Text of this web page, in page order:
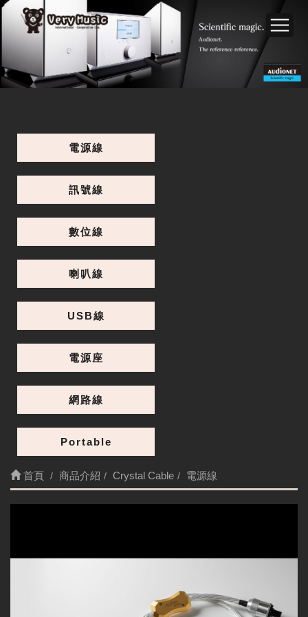
電源線
訊號線
數位線
喇叭線
USB線
電源座
網路線
Portable
首頁 商品介紹 Crystal Cable 電源線